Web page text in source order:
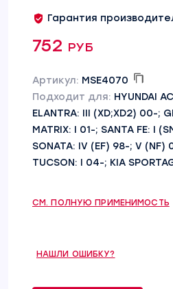
Гарантия
752 руб
Артикул: MSE4070
Подходит для: HYUNDAI
ELANTRA: III (XD;XD2) 00-;
MATRIX: I 01-; SANTA FE: I
SONATA: IV (EF) 98-; V (NF)
TUCSON: I 04-; KIA
СМ. ПОЛНУЮ ПРИМЕНИМОСТЬ
НАШЛИ ОШИБКУ?